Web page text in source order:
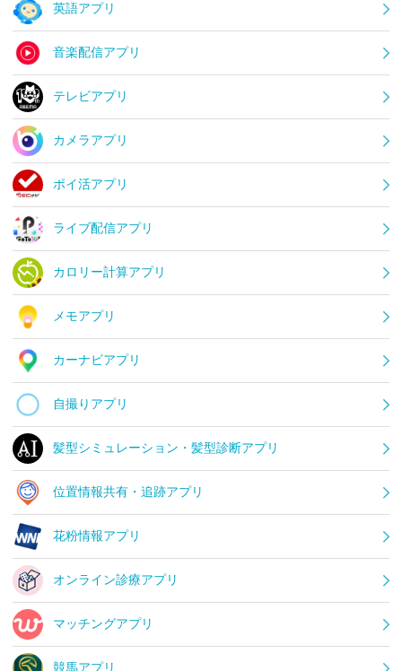
英語アプリ
音楽配信アプリ
テレビアプリ
カメラアプリ
ポイ活アプリ
ライブ配信アプリ
カロリー計算アプリ
メモアプリ
カーナビアプリ
自撮りアプリ
髪型シミュレーション・髪型診断アプリ
位置情報共有・追跡アプリ
花粉情報アプリ
オンライン診療アプリ
マッチングアプリ
競馬アプリ